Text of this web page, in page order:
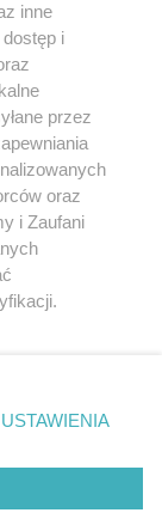
i
sposób (w
polu
w
użycie lub
prawa,
i może być
inne
i
przez
oraz
i Zaufani
zgody
takiemu
tylko
USTAWIENIA